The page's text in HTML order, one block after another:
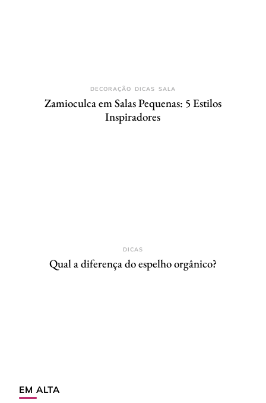
DECORAÇÃO DICAS SALA
Zamioculca em Salas Pequenas: 5 Estilos
Inspiradores
DICAS
Qual a diferença do espelho orgânico?
EM ALTA